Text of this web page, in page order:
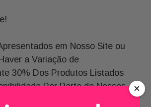
em Nosso Site ou
a Variação de
30% Dos Produtos Listados
Por Parte de Nossos
Isso Acontece Substituímos
×